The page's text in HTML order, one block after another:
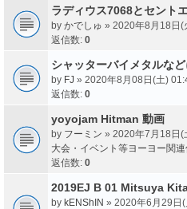
ラディウス7068とセント
by かでしゅ » 2020年8月18日(
返信数: 0
シャッターバイメタルな
by FJ » 2020年8月08日(土)
返信数: 0
yoyojam Hitman 動画
by フーミン » 2020年7月18日(
大会・イベント等ヨーヨー関
返信数: 0
2019EJ B 01 Mitsuya
by kENShIN » 2020年6月29日